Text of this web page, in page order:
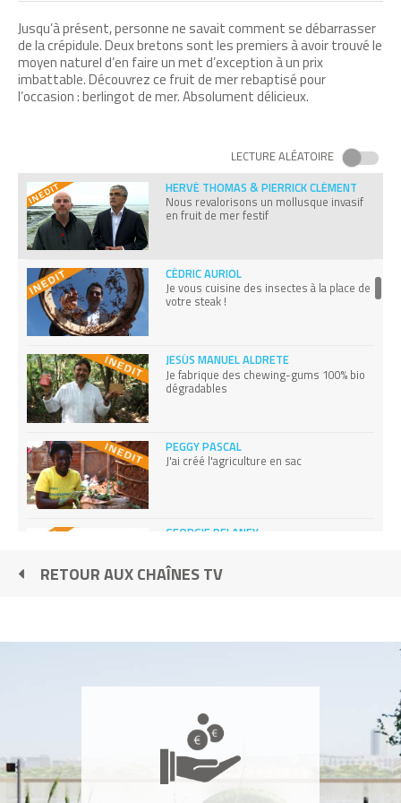
Jusqu’à présent, personne ne savait comment se débarrasser
de la crépidule. Deux bretons sont les premiers à avoir trouvé le
moyen naturel d’en faire un met d’exception à un prix
imbattable. Découvrez ce fruit de mer rebaptisé pour
l’occasion : berlingot de mer. Absolument délicieux.
LECTURE ALÉATOIRE
Je confectionne des aliments à emballage
comestible
MASARU EMOTO
HERVÉ THOMAS & PIERRICK CLÉMENT
Nous revalorisons un mollusque invasif
en fruit de mer festif
CÉDRIC AURIOL
Je vous cuisine des insectes à la place de
votre steak !
JESÚS MANUEL ALDRETE
Je fabrique des chewing-gums 100% bio
dégradables
PEGGY PASCAL
J'ai créé l'agriculture en sac
GEORGIE DELANEY
Mon invention peut vous sauver la peau
SHAKTIMAT OM MOKSHANANDA
RETOUR AUX CHAÎNES TV